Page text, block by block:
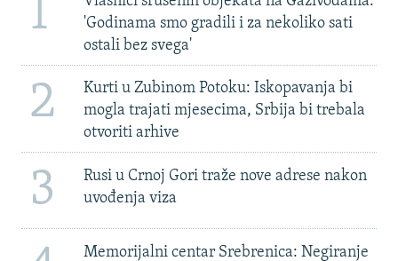
1
'Godinama smo gradili i za nekoliko sati
ostali bez svega'
2
Kurti u Zubinom Potoku: Iskopavanja bi
mogla trajati mjesecima, Srbija bi trebala
otvoriti arhive
3
Rusi u Crnoj Gori traže nove adrese nakon
uvođenja viza
Memorijalni centar Srebrenica: Negiranje